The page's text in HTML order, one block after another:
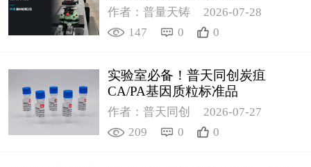
作者：普量天铸
2026-07-28
147
0 0
实验室必备！普天同创炭疽
CA/PA基因质粒标准品
作者：普天同创
2026-07-27
209
0 0